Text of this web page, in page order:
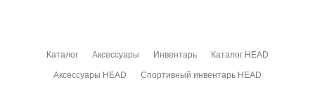
Каталог Аксессуары Инвентарь Каталог HEAD
Аксессуары HEAD Спортивный инвентарь HEAD